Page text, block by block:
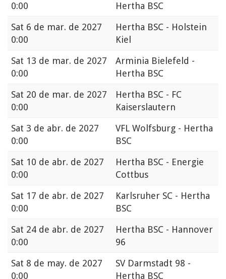
0:00
Hertha BSC
Sat 6 de mar. de 2027
0:00
Hertha BSC - Holstein
Kiel
Sat 13 de mar. de 2027
0:00
Arminia Bielefeld -
Hertha BSC
Sat 20 de mar. de 2027
0:00
Hertha BSC - FC
Kaiserslautern
Sat 3 de abr. de 2027
0:00
VFL Wolfsburg - Hertha
BSC
Sat 10 de abr. de 2027
0:00
Hertha BSC - Energie
Cottbus
Sat 17 de abr. de 2027
0:00
Karlsruher SC - Hertha
BSC
Sat 24 de abr. de 2027
0:00
Hertha BSC - Hannover
96
Sat 8 de may. de 2027
0:00
SV Darmstadt 98 -
Hertha BSC